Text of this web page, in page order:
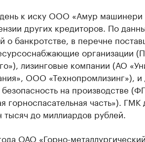
к иску ООО «Амур машинери
других кредиторов. По
о банкротстве, в перечне
организации
лизинговые компании (АО
ООО «Технопромлизинг»), и
на производстве
горноспасательная часть»).
тысяч до миллиардов рублей.
ОАО «Горно-